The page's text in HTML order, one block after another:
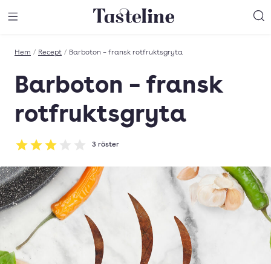
Till Tastelines startsida
Hem / Recept / Barboton – fransk rotfruktsgryta
Barboton – fransk
rotfruktsgryta
Betyg: 3 av 5
3 röster